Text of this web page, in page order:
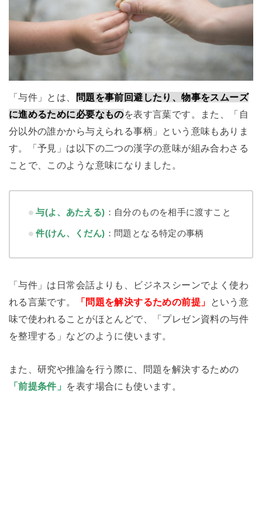
「与件」とは、
問題を事前回避したり、物事をスムーズ
に進めるために必要なものを表す言葉です。また、「自
分以外の誰かから与えられる事柄」という意味もありま
す。「予見」は以下の二つの漢字の意味が組み合わさる
ことで、このような意味になりました。
与(よ、あたえる) ：自分のものを相手に渡すこと
件(けん、くだん) ：問題となる特定の事柄
「与件」は日常会話よりも、ビジネスシーンでよく使わ
れる言葉です。
「問題を解決するための前提」
という意
味で使われることがほとんどで、「プレゼン資料の与件
を整理する」などのように使います。
また、研究や推論を行う際に、問題を解決するための
「前提条件」 を表す場合にも使います。